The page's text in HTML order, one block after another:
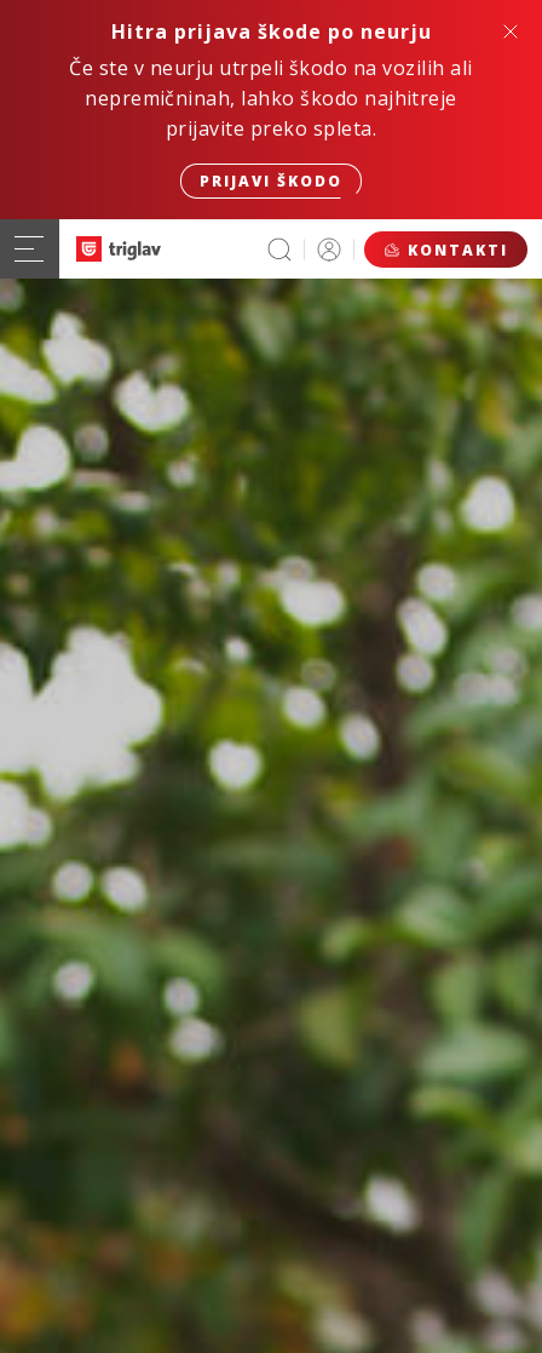
Hitra prijava škode po neurju
Če ste v neurju utrpeli škodo na vozilih ali
nepremičninah, lahko škodo najhitreje
prijavite preko spleta.
PRIJAVI ŠKODO
KONTAKTI